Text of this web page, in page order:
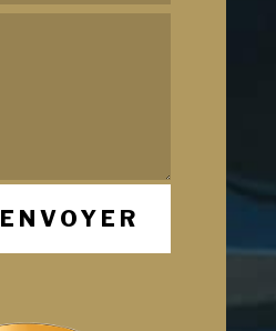
ENVOYER